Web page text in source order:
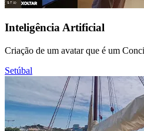
Inteligência Artificial
Criação de um avatar que é um
Setúbal